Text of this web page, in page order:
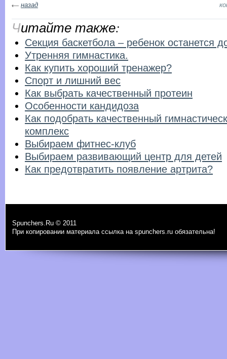
назад
Читайте также:
Секция баскетбола – ребенок останется
Утренняя гимнастика.
Как купить хороший тренажер?
Спорт и лишний вес
Как выбрать качественный протеин
Особенности кандидоза
Как подобрать качественный
комплекс
Выбираем фитнес-клуб
Выбираем развивающий центр для детей
Как предотвратить появление артрита?
Spunchers.Ru © 2011
При копировании материала ссылка на spunchers.ru обязательна!